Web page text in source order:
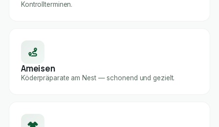
Kontrollterminen.
Ameisen
Köderpräparate am Nest — schonend und gezielt.